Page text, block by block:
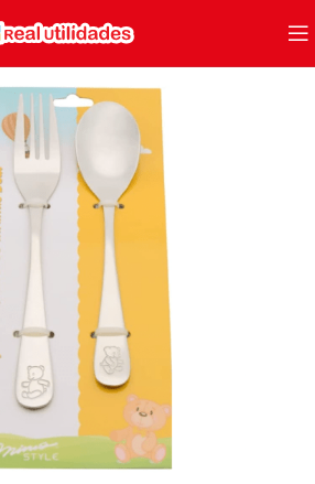
ampliar